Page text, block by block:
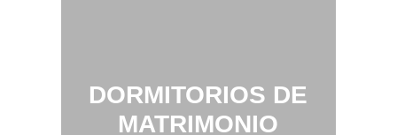
DORMITORIOS DE
MATRIMONIO